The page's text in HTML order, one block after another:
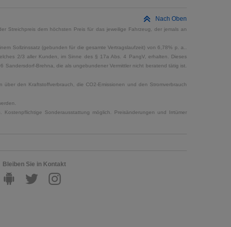
Nach Oben
Streichpreis dem höchsten Preis für das jeweilige Fahrzeug, der jemals an
Sollzinssatz (gebunden für die gesamte Vertragslaufzeit) von 6,78% p. a..
2/3 aller Kunden, im Sinne des § 17a Abs. 4 PangV, erhalten. Dieses
Brehna, die als ungebundener Vermittler nicht beratend tätig ist.
den Kraftstoffverbrauch, die CO2-Emissionen und den Stromverbrauch
Sonderausstattung möglich. Preisänderungen und Irrtümer
Bleiben Sie in Kontakt